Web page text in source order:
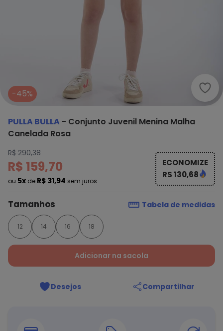
-45%
PULLA BULLA - Conjunto Juvenil Menina Malha
Canelada Rosa
R$ 290,38
R$ 159,70
ou 5x de R$ 31,94 sem juros
ECONOMIZE
R$ 130,68
Tamanhos Tabela de medidas
12 14 16 18
Adicionar na sacola
Desejos Compartilhar